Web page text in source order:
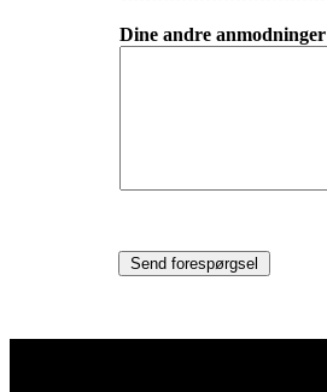
Dine andre anmodninger
Send forespørgsel